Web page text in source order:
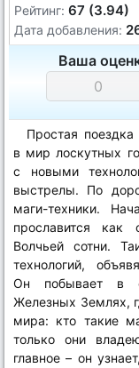
Рейтинг: 67 (3.94)
Дата добавления:
Ваша
Простая
в мир лоскутных
с новыми
выстрелы. По
маги-техники.
прославится как
Волчьей сотни.
технологий,
Он побывает в
Железных Землях,
мира: кто такие
только они
главное – он